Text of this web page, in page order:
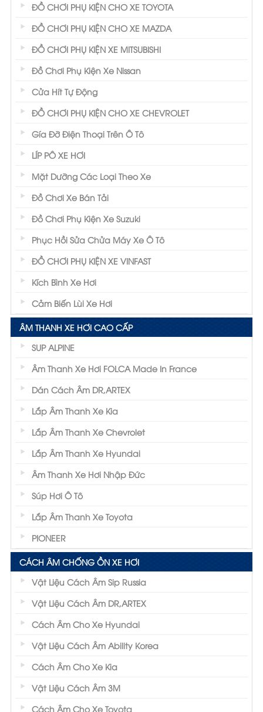
ĐỒ CHƠI PHỤ KIỆN CHO XE TOYOTA
ĐỒ CHƠI PHỤ KIỆN CHO XE MAZDA
ĐỒ CHƠI PHỤ KIỆN XE MITSUBISHI
Đồ Chơi Phụ Kiện Xe Nissan
Cửa Hít Tự Động
ĐỒ CHƠI PHỤ KIỆN CHO XE CHEVROLET
Gía Đỡ Điện Thoại Trên Ô Tô
LÍP PÔ XE HƠI
Mặt Dưỡng Các Loại Theo Xe
Đồ Chơi Xe Bán Tải
Đồ Chơi Phụ Kiện Xe Suzuki
Phục Hồi Sửa Chửa Máy Xe Ô Tô
ĐỒ CHƠI PHỤ KIỆN XE VINFAST
Kích Bình Xe Hơi
Cảm Biến Lùi Xe Hơi
ÂM THANH XE HƠI CAO CẤP
SUP ALPINE
Âm Thanh Xe Hơi FOLCA Made In France
Dán Cách Âm DR,ARTEX
Lắp Âm Thanh Xe Kia
Lắp Âm Thanh Xe Chevrolet
Lắp Âm Thanh Xe Hyundai
Âm Thanh Xe Hơi Nhập Đức
Súp Hơi Ô Tô
Lắp Âm Thanh Xe Toyota
PIONEER
CÁCH ÂM CHỐNG ỒN XE HƠI
Vật Liệu Cách Âm Sip Russia
Vật Liệu Cách Âm DR,ARTEX
Cách Âm Cho Xe Hyundai
Vật Liệu Cách Âm Ability Korea
Cách Âm Cho Xe Kia
Vật Liệu Cách Âm 3M
Cách Âm Cho Xe Toyota